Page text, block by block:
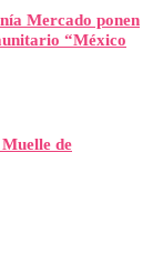
Mercado ponen
“México
de